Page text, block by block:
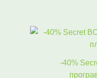
-40%